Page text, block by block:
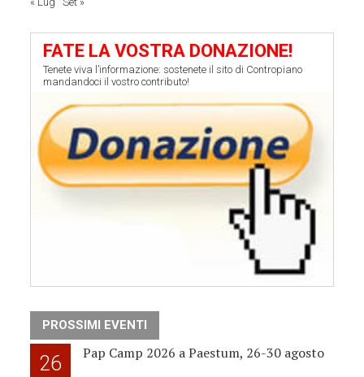
FATE LA VOSTRA DONAZIONE!
Tenete viva l’informazione: sostenete il sito di Contropiano
mandandoci il vostro contributo!
PROSSIMI EVENTI
26 Pap Camp 2026 a Paestum, 26-30 agosto